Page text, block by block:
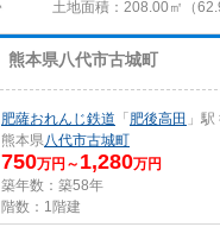
土地面積： 208.00㎡（
熊本県八代市古城町
肥薩おれんじ鉄道 「 肥後高田 」
熊本県八代市古城町
750万円～ 1,280万円
築年数：築58年
階数：1階建